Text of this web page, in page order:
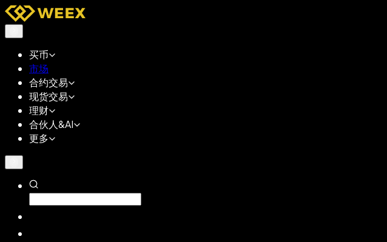
买币
市场
合约交易
现货交易
理财
合伙人&AI
更多